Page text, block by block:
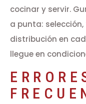
cocinar y servir.
a punta:
distribución en
llegue en